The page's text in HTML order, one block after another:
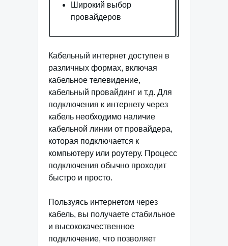
Широкий выбор
провайдеров
Кабельный интернет доступен в
различных формах, включая
кабельное телевидение,
кабельный провайдинг и т.д. Для
подключения к интернету через
кабель необходимо наличие
кабельной линии от провайдера,
которая подключается к
компьютеру или роутеру. Процесс
подключения обычно проходит
быстро и просто.
Пользуясь интернетом через
кабель, вы получаете стабильное
и высококачественное
подключение, что позволяет